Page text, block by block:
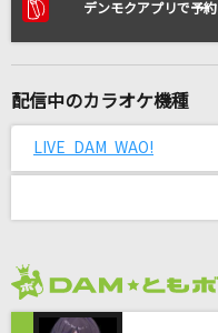
Look up to the sky
残酷な天使のテーゼ
愛は勝つ
メランコリーキッチン
米津玄師
デンモクアプリで予約
配信中のカラオケ機種
LIVE DAM WAO!